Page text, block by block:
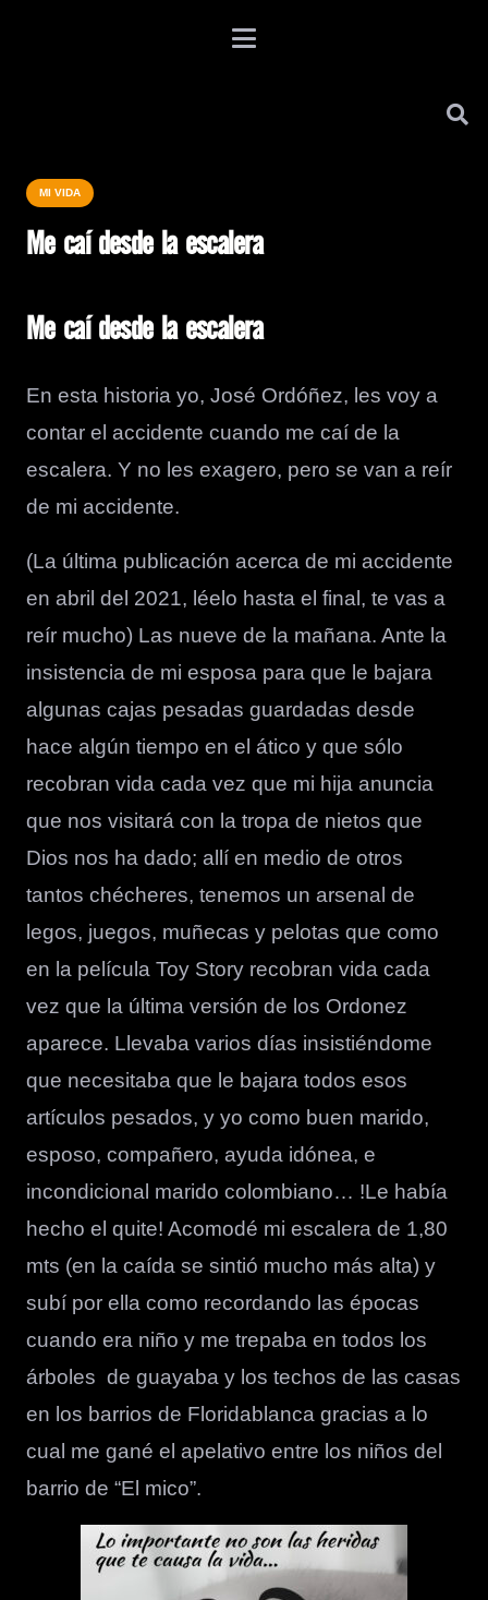
MI VIDA
Me caí desde la escalera
Me caí desde la escalera
En esta historia yo, José Ordóñez, les voy a
contar el accidente cuando me caí de la
escalera. Y no les exagero, pero se van a reír
de mi accidente.
(La última publicación acerca de mi accidente
en abril del 2021, léelo hasta el final, te vas a
reír mucho) Las nueve de la mañana. Ante la
insistencia de mi esposa para que le bajara
algunas cajas pesadas guardadas desde
hace algún tiempo en el ático y que sólo
recobran vida cada vez que mi hija anuncia
que nos visitará con la tropa de nietos que
Dios nos ha dado; allí en medio de otros
tantos chécheres, tenemos un arsenal de
legos, juegos, muñecas y pelotas que como
en la película Toy Story recobran vida cada
vez que la última versión de los Ordonez
aparece. Llevaba varios días insistiéndome
que necesitaba que le bajara todos esos
artículos pesados, y yo como buen marido,
esposo, compañero, ayuda idónea, e
incondicional marido colombiano… !Le había
hecho el quite! Acomodé mi escalera de 1,80
mts (en la caída se sintió mucho más alta) y
subí por ella como recordando las épocas
cuando era niño y me trepaba en todos los
árboles de guayaba y los techos de las casas
en los barrios de Floridablanca gracias a lo
cual me gané el apelativo entre los niños del
barrio de “El mico”.